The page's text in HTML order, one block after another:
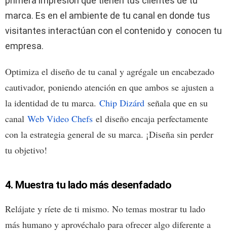
marca. Es en el ambiente de tu canal en donde tus
visitantes interactúan con el contenido y conocen tu
empresa.
Optimiza el diseño de tu canal y agrégale un encabezado
cautivador, poniendo atención en que ambos se ajusten a
la identidad de tu marca. Chip Dizárd señala que en su
canal Web Video Chefs el diseño encaja perfectamente
con la estrategia general de su marca. ¡Diseña sin perder
tu objetivo!
4. Muestra tu lado más desenfadado
Relájate y ríete de ti mismo. No temas mostrar tu lado
más humano y aprovéchalo para ofrecer algo diferente a